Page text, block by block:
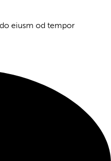
eiusm od tempor